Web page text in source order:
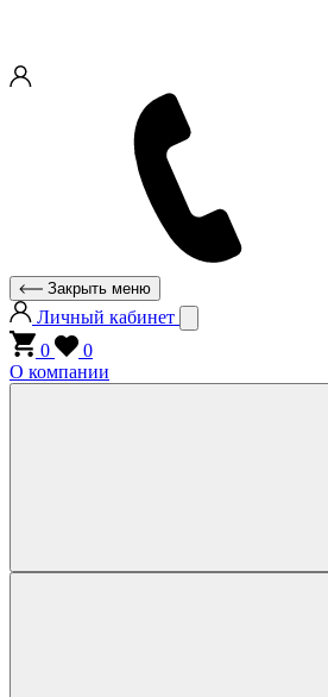
Закрыть меню
Личный кабинет
0
0
О компании